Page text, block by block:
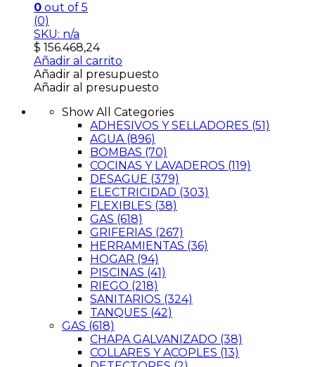
0 out of 5
(0)
SKU: n/a
$ 156.468,24
Añadir al carrito
Añadir al presupuesto
Añadir al presupuesto
Show All Categories
ADHESIVOS Y SELLADORES (51)
AGUA (896)
BOMBAS (70)
COCINAS Y LAVADEROS (119)
DESAGUE (379)
ELECTRICIDAD (303)
FLEXIBLES (38)
GAS (618)
GRIFERIAS (267)
HERRAMIENTAS (36)
HOGAR (94)
PISCINAS (41)
RIEGO (218)
SANITARIOS (324)
TANQUES (42)
GAS (618)
CHAPA GALVANIZADO (38)
COLLARES Y ACOPLES (13)